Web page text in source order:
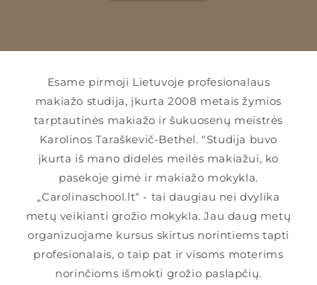
Esame pirmoji Lietuvoje profesionalaus
makiažo studija, įkurta 2008 metais žymios
tarptautinės makiažo ir šukuosenų meistrės
Karolinos Taraškevič-Bethel. "Studija buvo
įkurta iš mano didelės meilės makiažui, ko
pasekoje gimė ir makiažo mokykla.
„Carolinaschool.lt“ - tai daugiau nei dvylika
metų veikianti grožio mokykla. Jau daug metų
organizuojame kursus skirtus norintiems tapti
profesionalais, o taip pat ir visoms moterims
norinčioms išmokti grožio paslapčių.